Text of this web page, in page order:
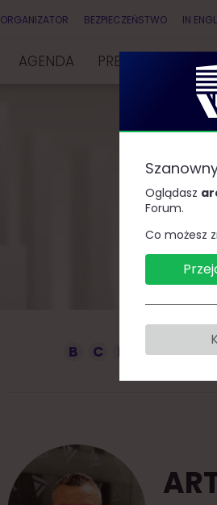
AGENDA PRELEGENCI
ORGANIZATOR BEZPIECZEŃSTWO IN
B C D F G J
Oglądasz
Forum.
Co możesz